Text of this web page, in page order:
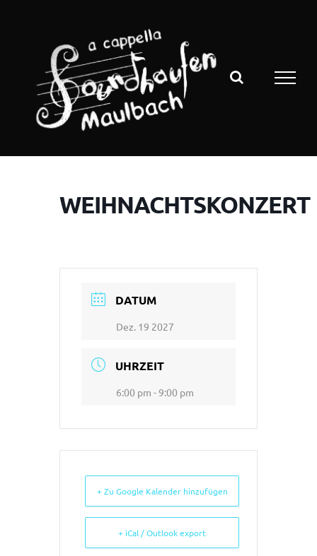
WEIHNACHTSKONZERT
DATUM
Dez. 19 2027
UHRZEIT
6:00 pm - 9:00 pm
+ Zu Google Kalender hinzufügen
+ iCal / Outlook export